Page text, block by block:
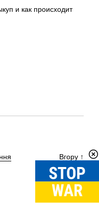
и как происходит
Вгору ↑